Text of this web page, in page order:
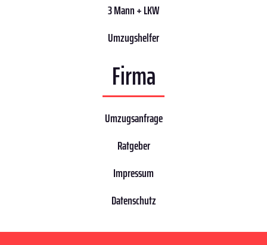
3 Mann + LKW
Umzugshelfer
Firma
Umzugsanfrage
Ratgeber
Impressum
Datenschutz